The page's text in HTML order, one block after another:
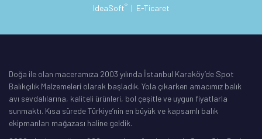
IdeaSoft® | E-Ticaret
Doğa ile olan maceramıza 2003 yılında İstanbul Karaköy’de Spot
Balıkçılık Malzemeleri olarak başladık. Yola çıkarken amacımız balık
avı sevdalılarına, kaliteli ürünleri, bol çeşitle ve uygun fiyatlarla
sunmaktı. Kısa sürede Türkiye’nin en büyük ve kapsamlı balık
ekipmanları mağazası haline geldik.